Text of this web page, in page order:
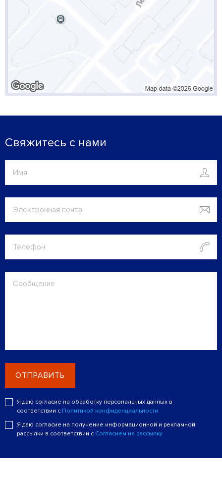
Свяжитесь с нами
ОТПРАВИТЬ
Я даю согласие на обработку персональных данных в
соответствии с Политикой конфиденциальности
Я даю согласие на получение информационной и рекламной
рассылки в соответствии с Согласием на рассылку